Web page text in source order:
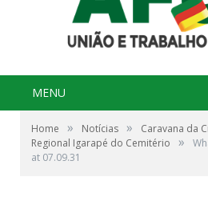
MENU
Home » Notícias »
Caravana da
Regional Igarapé do Cemitério
»
at 07.09.31